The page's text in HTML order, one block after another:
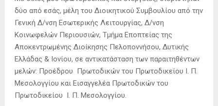
δύο από εσάς, μέλη του Διοικητικού Συμβουλίου από την
Γενική Δ/νση Εσωτερικής Λειτουργίας, Δ/νση
Κοινωφελών Περιουσιών, Τμήμα Εποπτείας της
Αποκεντρωμένης Διοίκησης Πελοποννήσου, Δυτικής
Ελλάδας & Ιονίου, σε αντικατάσταση των παραιτηθέντων
μελών: Προέδρου Πρωτοδικών του Πρωτοδικείου Ι. Π.
Μεσολογγίου και Εισαγγελέα Πρωτοδικών του
Πρωτοδικείου Ι. Π. Μεσολογγίου.